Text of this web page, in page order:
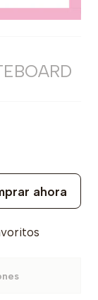
ahora